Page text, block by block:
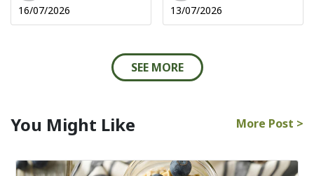
16/07/2026 13/07/2026
SEE MORE
You Might Like More Post >